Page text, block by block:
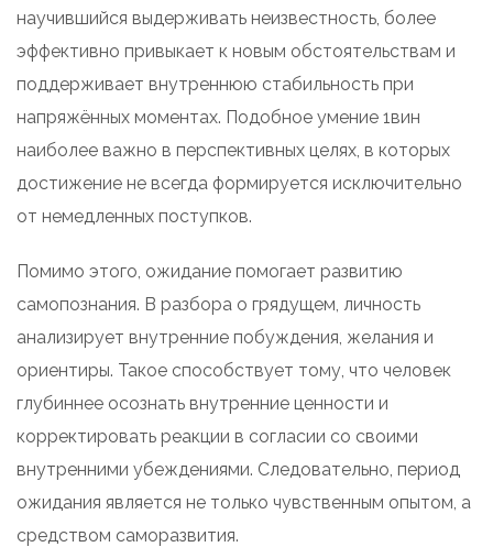
научившийся выдерживать неизвестность, более
эффективно привыкает к новым обстоятельствам и
поддерживает внутреннюю стабильность при
напряжённых моментах. Подобное умение 1вин
наиболее важно в перспективных целях, в которых
достижение не всегда формируется исключительно
от немедленных поступков.
Помимо этого, ожидание помогает развитию
самопознания. В разбора о грядущем, личность
анализирует внутренние побуждения, желания и
ориентиры. Такое способствует тому, что человек
глубиннее осознать внутренние ценности и
корректировать реакции в согласии со своими
внутренними убеждениями. Следовательно, период
ожидания является не только чувственным опытом, а
средством саморазвития.